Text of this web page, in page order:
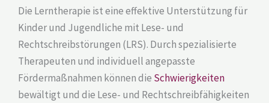
Die Lerntherapie ist eine effektive Unterstützung für
Kinder und Jugendliche mit Lese- und
Rechtschreibstörungen (LRS). Durch spezialisierte
Therapeuten und individuell angepasste
Fördermaßnahmen können die Schwierigkeiten
bewältigt und die Lese- und Rechtschreibfähigkeiten